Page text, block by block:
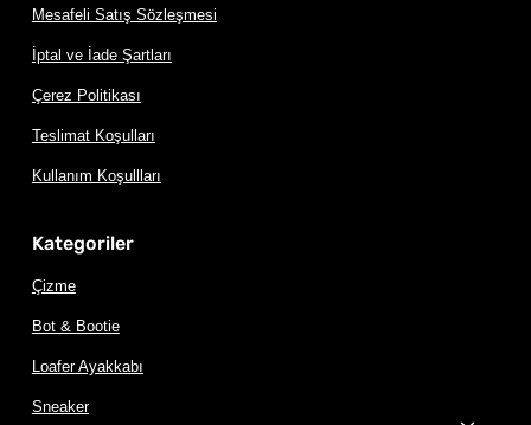
Mesafeli Satış Sözleşmesi
İptal ve İade Şartları
Çerez Politikası
Teslimat Koşulları
Kullanım Koşullları
Kategoriler
Çizme
Bot & Bootie
Loafer Ayakkabı
Sneaker